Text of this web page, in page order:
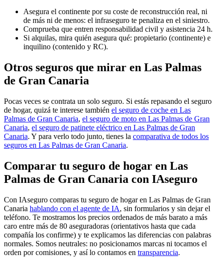
Asegura el continente por su coste de reconstrucción real, ni
de más ni de menos: el infraseguro te penaliza en el siniestro.
Comprueba que entren responsabilidad civil y asistencia 24 h.
Si alquilas, mira quién asegura qué: propietario (continente) e
inquilino (contenido y RC).
Otros seguros que mirar en Las Palmas
de Gran Canaria
Pocas veces se contrata un solo seguro. Si estás repasando el seguro
de hogar, quizá te interese también el seguro de coche en Las
Palmas de Gran Canaria, el seguro de moto en Las Palmas de Gran
Canaria, el seguro de patinete eléctrico en Las Palmas de Gran
Canaria. Y para verlo todo junto, tienes la comparativa de todos los
seguros en Las Palmas de Gran Canaria.
Comparar tu seguro de hogar en Las
Palmas de Gran Canaria con IAseguro
Con IAseguro comparas tu seguro de hogar en Las Palmas de Gran
Canaria hablando con el agente de IA, sin formularios y sin dejar el
teléfono. Te mostramos los precios ordenados de más barato a más
caro entre más de 80 aseguradoras (orientativos hasta que cada
compañía los confirme) y te explicamos las diferencias con palabras
normales. Somos neutrales: no posicionamos marcas ni tocamos el
orden por comisiones, y así lo contamos en transparencia.